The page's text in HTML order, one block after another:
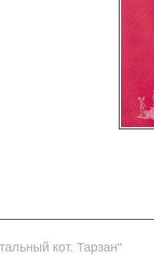
кот. Тарзан"